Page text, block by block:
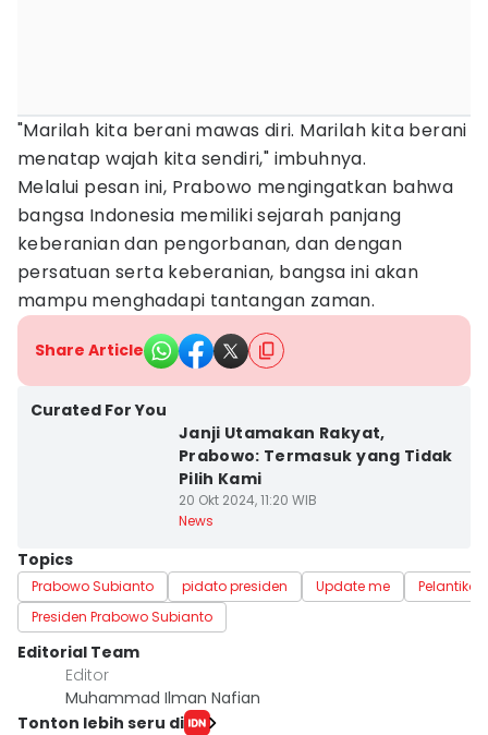
"Marilah kita berani mawas diri. Marilah kita berani
menatap wajah kita sendiri," imbuhnya.
Melalui pesan ini, Prabowo mengingatkan bahwa
bangsa Indonesia memiliki sejarah panjang
keberanian dan pengorbanan, dan dengan
persatuan serta keberanian, bangsa ini akan
mampu menghadapi tantangan zaman.
Share Article
Curated For You
Janji Utamakan Rakyat,
Prabowo: Termasuk yang Tidak
Pilih Kami
20 Okt 2024, 11:20 WIB
News
Topics
Prabowo Subianto pidato presiden Update me
Presiden Prabowo Subianto
Editorial Team
Editor
Muhammad Ilman Nafian
Tonton lebih seru di